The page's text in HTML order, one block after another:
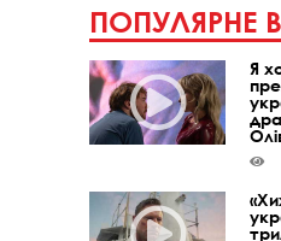
ПОПУЛЯРНЕ
Я